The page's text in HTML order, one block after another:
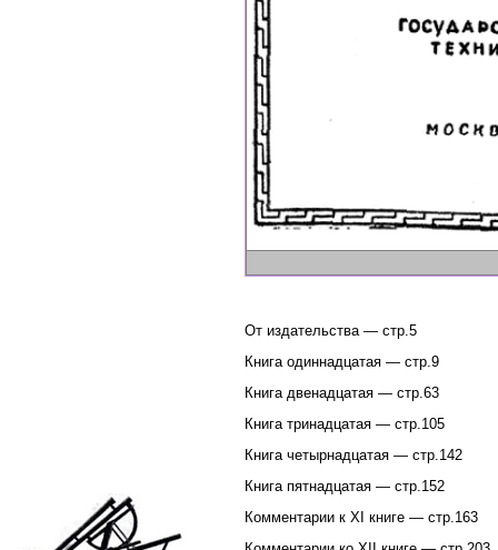
От издательства — стр.5
Книга одиннадцатая — стр.9
Книга двенадцатая — стр.63
Книга тринадцатая — стр.105
Книга четырнадцатая — стр.142
Книга пятнадцатая — стр.152
Комментарии к XI книге — стр.163